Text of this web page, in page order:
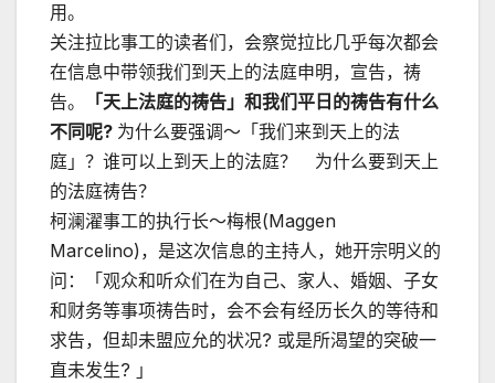
用。
关注拉比事工的读者们，会察觉拉比几乎每次都会
在信息中带领我们到天上的法庭申明，宣告，祷
告。
「天上法庭的祷告」和我们平日的祷告有什么
不同呢? 为什么要强调～「我们来到天上的法
庭」？谁可以上到天上的法庭？ 为什么要到天上
的法庭祷告？
柯澜濯事工的执行长～梅根(Maggen
Marcelino)，是这次信息的主持人，她开宗明义的
问：「观众和听众们在为自己、家人、婚姻、子女
和财务等事项祷告时，会不会有经历长久的等待和
求告，但却未盟应允的状况? 或是所渴望的突破一
直未发生? 」